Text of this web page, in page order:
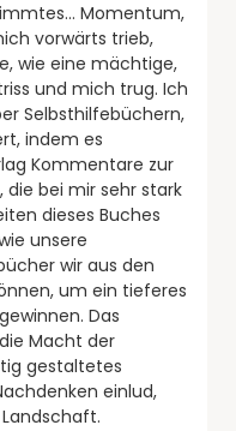
Momentum,
vorwärts trieb,
wie eine mächtige,
und mich trug. Ich
Selbsthilfebüchern,
indem es
Kommentare zur
bei mir sehr stark
dieses Buches
unsere
wir aus den
um ein tieferes
Das
Macht der
gestaltetes
einlud,